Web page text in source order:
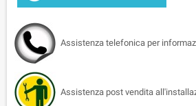
Assistenza telefonica per
Assistenza post vendita